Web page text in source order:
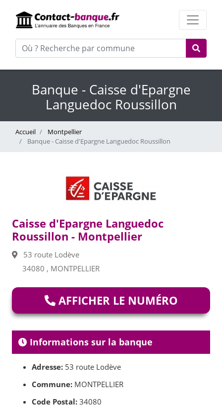
Banque - Caisse d'Epargne
Languedoc Roussillon
Accueil
Montpellier
Banque - Caisse d'Epargne Languedoc Roussillon
Caisse d'Epargne Languedoc
Roussillon - Montpellier
53 route Lodève
34080 , MONTPELLIER
AFFICHER LE NUMÉRO
Informations sur la banque
Adresse: 53 route Lodève
Commune: MONTPELLIER
Code Postal: 34080